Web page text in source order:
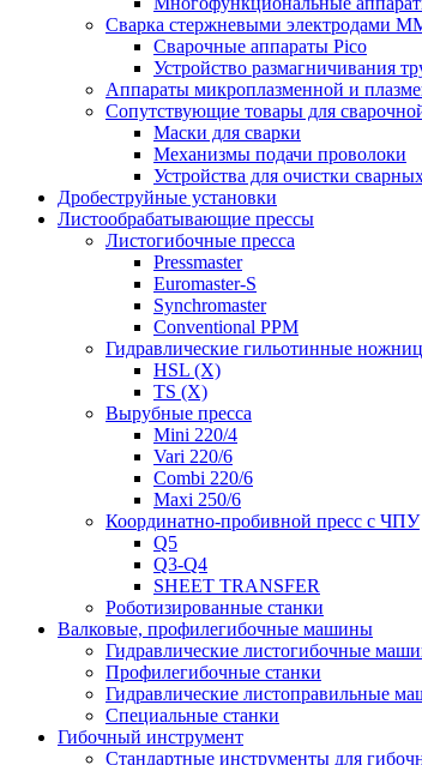
Сварка стержневыми электродами
Сварочные аппараты Pico
Устройство размагничивания
Аппараты микроплазменной и
Сопутствующие товары для
Маски для сварки
Механизмы подачи проволоки
Устройства для очистки
Дробеструйные установки
Листообрабатывающие прессы
Листогибочные пресса
Pressmaster
Euromaster-S
Synchromaster
Conventional PPM
Гидравлические гильотинные
HSL (X)
TS (X)
Вырубные пресса
Mini 220/4
Vari 220/6
Combi 220/6
Maxi 250/6
Координатно-пробивной пресс с ЧПУ
Q5
Q3-Q4
SHEET TRANSFER
Роботизированные станки
Валковые, профилегибочные машины
Гидравлические листогибочные
Профилегибочные станки
Гидравлические листоправильные
Специальные станки
Гибочный инструмент
Стандартные инструменты для